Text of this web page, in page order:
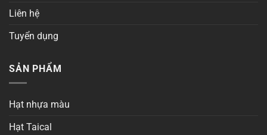
Liên hệ
Tuyển dụng
SẢN PHẨM
Hạt nhựa màu
Hạt Taical